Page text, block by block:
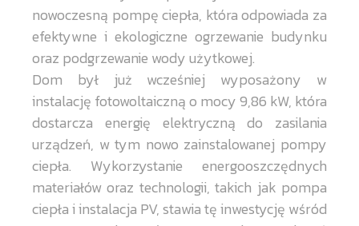
nowoczesną pompę ciepła, która odpowiada za
efektywne i ekologiczne ogrzewanie budynku
oraz podgrzewanie wody użytkowej.
Dom był już wcześniej wyposażony w
instalację fotowoltaiczną o mocy 9,86 kW, która
dostarcza energię elektryczną do zasilania
urządzeń, w tym nowo zainstalowanej pompy
ciepła. Wykorzystanie energooszczędnych
materiałów oraz technologii, takich jak pompa
ciepła i instalacja PV, stawia tę inwestycję wśród